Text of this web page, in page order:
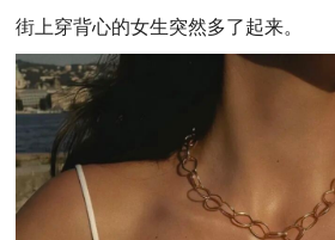
街上穿背心的女生突然多了起来。